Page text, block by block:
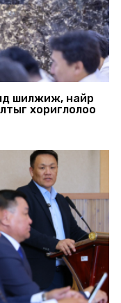
шилжиж, найр
хориглолоо